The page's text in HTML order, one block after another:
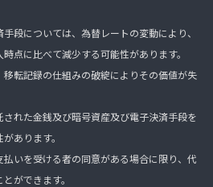
段については、為替レートの変動により、
点に比べて減少する可能性があります。
転記録の仕組みの破綻によりその価値が失
れた金銭及び暗号資産及び電子決済手段を
あります。
いを受ける者の同意がある場合に限り、代
ができます。